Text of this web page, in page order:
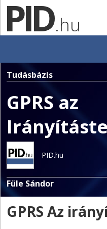
.hu
Tudásbázis
GPRS az
PID.hu
Füle Sándor
GPRS Az